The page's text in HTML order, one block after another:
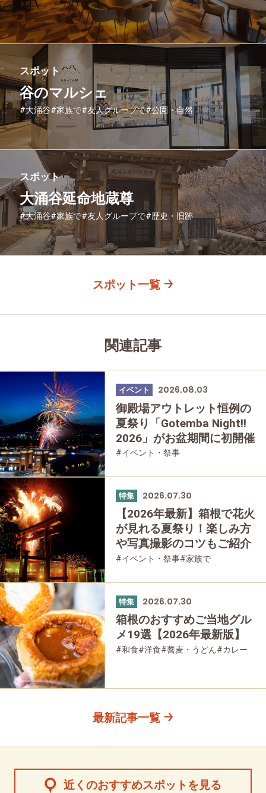
スポット
谷のマルシェ
#大涌谷#家族で#友人グループで#公園・自然
スポット
大涌谷延命地蔵尊
#大涌谷#家族で#友人グループで#歴史・旧跡
スポット一覧
関連記事
イベント 2026.08.03
御殿場アウトレット恒例の
夏祭り「Gotemba Night!!
2026」がお盆期間に初開催
#イベント・祭事
特集 2026.07.30
【2026年最新】箱根で花火
が見れる夏祭り！楽しみ方
や写真撮影のコツもご紹介
#イベント・祭事#家族で
特集 2026.07.30
箱根のおすすめご当地グル
メ19選【2026年最新版】
#和食#洋食#蕎麦・うどん#カレー
最新記事一覧
近くのおすすめスポットを見る